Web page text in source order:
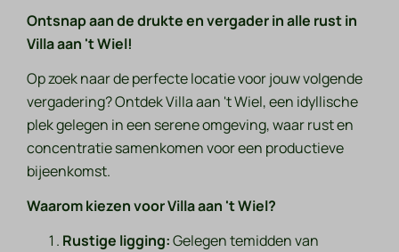
Ontsnap aan de drukte en vergader in alle rust in
Villa aan 't Wiel!
Op zoek naar de perfecte locatie voor jouw volgende
vergadering? Ontdek Villa aan 't Wiel, een idyllische
plek gelegen in een serene omgeving, waar rust en
concentratie samenkomen voor een productieve
bijeenkomst.
Waarom kiezen voor Villa aan 't Wiel?
Rustige ligging:Gelegen temidden van